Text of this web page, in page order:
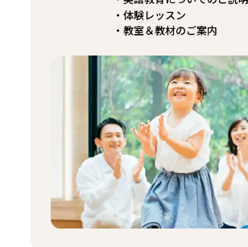
体験レッスン
教室＆教材のご案内